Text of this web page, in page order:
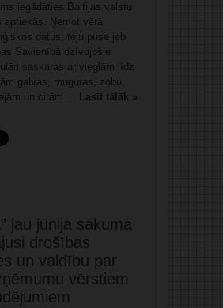
iegādāties Baltijas valstu
aptiekās. Ņemot vērā
datus, teju puse jeb
Savienībā dzīvojošie
saskaras ar vieglām līdz
galvas, muguras, zobu,
un citām ... Lasīt tālāk »
jau jūnija sākumā
drošības
un valdību par
vērstiem